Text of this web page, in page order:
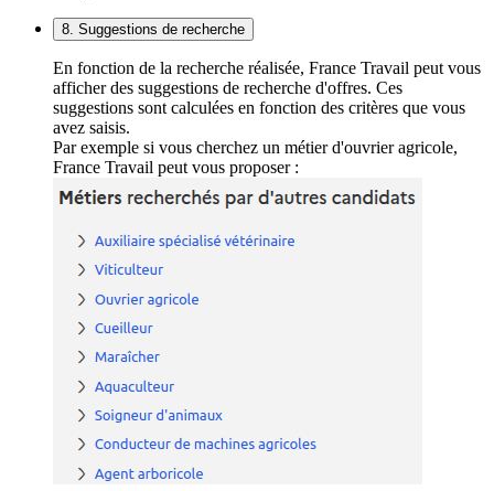
8. Suggestions de recherche
En fonction de la recherche réalisée, France Travail peut vous
afficher des suggestions de recherche d'offres. Ces
suggestions sont calculées en fonction des critères que vous
avez saisis.
Par exemple si vous cherchez un métier d'ouvrier agricole,
France Travail peut vous proposer :